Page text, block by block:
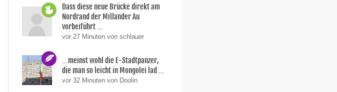
Dass diese neue Brücke direkt am
Nordrand der Millander Au
vorbeiführt ...
vor 27 Minuten von schlauer
...meinst wohl die E-Stadtpanzer,
die man so leicht in Mongolei lad ...
vor 32 Minuten von Doolin